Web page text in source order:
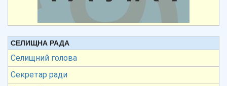
СЕЛИЩНА РАДА
Селищний голова
Секретар ради